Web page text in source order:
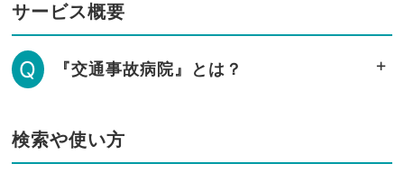
サービス概要
Q 『交通事故病院』とは？
検索や使い方